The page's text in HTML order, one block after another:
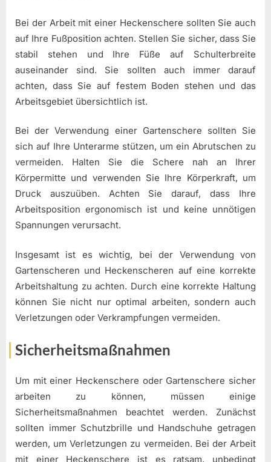
Bei der Arbeit mit einer Heckenschere sollten Sie auch
auf Ihre Fußposition achten. Stellen Sie sicher, dass Sie
stabil stehen und Ihre Füße auf Schulterbreite
auseinander sind. Sie sollten auch immer darauf
achten, dass Sie auf festem Boden stehen und das
Arbeitsgebiet übersichtlich ist.
Bei der Verwendung einer Gartenschere sollten Sie
sich auf Ihre Unterarme stützen, um ein Abrutschen zu
vermeiden. Halten Sie die Schere nah an Ihrer
Körpermitte und verwenden Sie Ihre Körperkraft, um
Druck auszuüben. Achten Sie darauf, dass Ihre
Arbeitsposition ergonomisch ist und keine unnötigen
Spannungen verursacht.
Insgesamt ist es wichtig, bei der Verwendung von
Gartenscheren und Heckenscheren auf eine korrekte
Arbeitshaltung zu achten. Durch eine korrekte Haltung
können Sie nicht nur optimal arbeiten, sondern auch
Verletzungen oder Verkrampfungen vermeiden.
Sicherheitsmaßnahmen
Um mit einer Heckenschere oder Gartenschere sicher
arbeiten zu können, müssen einige
Sicherheitsmaßnahmen beachtet werden. Zunächst
sollten immer Schutzbrille und Handschuhe getragen
werden, um Verletzungen zu vermeiden. Bei der Arbeit
mit einer Heckenschere ist es ratsam, unbedingt